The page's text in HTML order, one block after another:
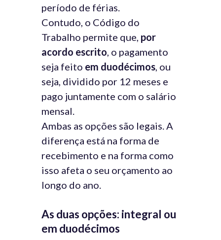
período de férias.
Contudo, o Código do
Trabalho permite que, por
acordo escrito, o pagamento
seja feito em duodécimos, ou
seja, dividido por 12 meses e
pago juntamente com o salário
mensal.
Ambas as opções são legais. A
diferença está na forma de
recebimento e na forma como
isso afeta o seu orçamento ao
longo do ano.
As duas opções: integral ou
em duodécimos